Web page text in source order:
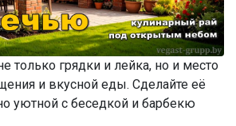
только грядки и лейка, но и место
и вкусной еды. Сделайте её
уютной с беседкой и барбекю